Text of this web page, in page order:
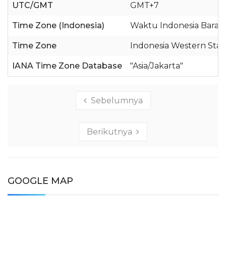
UTC/GMT GMT+7
Time Zone (Indonesia) Waktu Indonesia Barat
Time Zone Indonesia Western
IANA Time Zone Database "Asia/Jakarta"
Sebelumnya
Berikutnya
GOOGLE MAP